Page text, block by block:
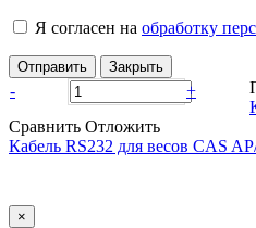
Я согласен на обработку
Отправить Закрыть
- +
Сравнить Отложить
Кабель RS232 для весов CAS
×